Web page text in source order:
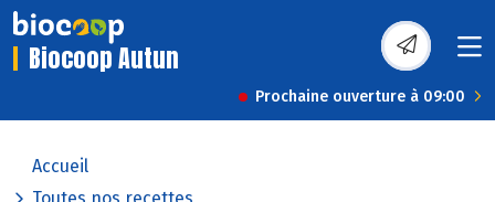
Biocoop Autun
Prochaine ouverture à 09:00
Accueil